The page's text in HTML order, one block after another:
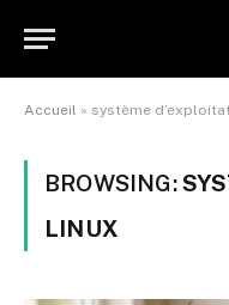
Accueil » système
BROWSING:
LINUX